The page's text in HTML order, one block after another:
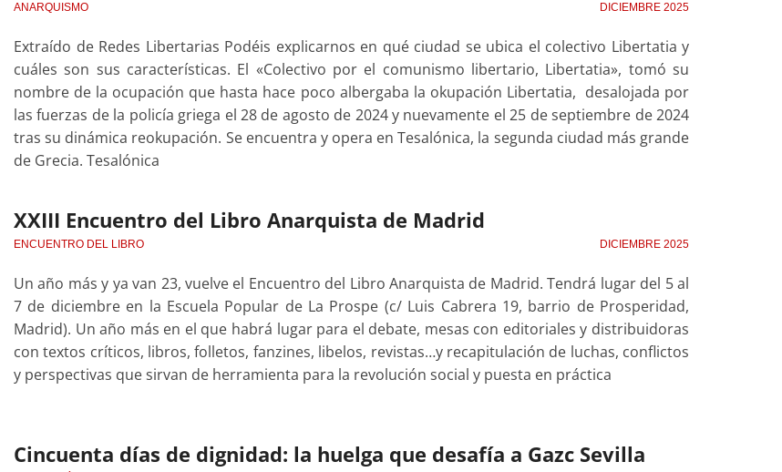
ANARQUISMO DICIEMBRE 2025
Extraído de Redes Libertarias Podéis explicarnos en qué ciudad se ubica el colectivo Libertatia y
cuáles son sus características. El «Colectivo por el comunismo libertario, Libertatia», tomó su
nombre de la ocupación que hasta hace poco albergaba la okupación Libertatia, desalojada por
las fuerzas de la policía griega el 28 de agosto de 2024 y nuevamente el 25 de septiembre de 2024
tras su dinámica reokupación. Se encuentra y opera en Tesalónica, la segunda ciudad más grande
de Grecia. Tesalónica
XXIII Encuentro del Libro Anarquista de Madrid
ENCUENTRO DEL LIBRO DICIEMBRE 2025
Un año más y ya van 23, vuelve el Encuentro del Libro Anarquista de Madrid. Tendrá lugar del 5 al
7 de diciembre en la Escuela Popular de La Prospe (c/ Luis Cabrera 19, barrio de Prosperidad,
Madrid). Un año más en el que habrá lugar para el debate, mesas con editoriales y distribuidoras
con textos críticos, libros, folletos, fanzines, libelos, revistas…y recapitulación de luchas, conflictos
y perspectivas que sirvan de herramienta para la revolución social y puesta en práctica
Cincuenta días de dignidad: la huelga que desafía a Gazc Sevilla